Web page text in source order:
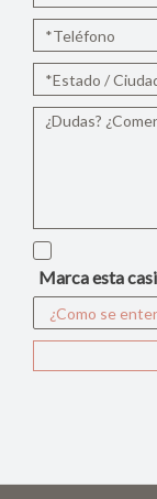
Marca esta